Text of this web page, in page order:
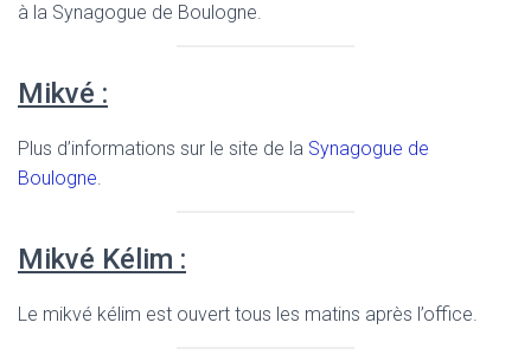
à la Synagogue de Boulogne.
Mikvé :
Plus d’informations sur le site de la Synagogue de
Boulogne.
Mikvé Kélim :
Le mikvé kélim est ouvert tous les matins après l’office.